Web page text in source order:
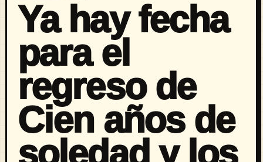
Ya hay fecha
para el
regreso de
Cien años de
soledad y los